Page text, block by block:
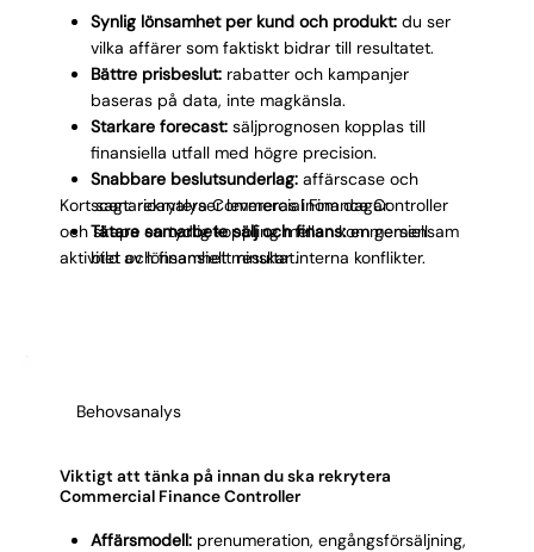
Synlig lönsamhet per kund och produkt:du ser
vilka affärer som faktiskt bidrar till resultatet.
Bättre prisbeslut:rabatter och kampanjer
baseras på data, inte magkänsla.
Starkare forecast:säljprognosen kopplas till
finansiella utfall med högre precision.
Snabbare beslutsunderlag:affärscase och
scenarioanalyser levereras inom dagar.
Tätare samarbete sälj och finans:en gemensam
bild av lönsamhet minskar interna konflikter.
Kort sagt: rekrytera Commercial Finance Controller
och skapa en tydlig koppling mellan kommersiell
aktivitet och finansiellt resultat.
Behovsanalys
Viktigt att tänka på innan du ska rekrytera
Commercial Finance Controller
Affärsmodell:prenumeration, engångsförsäljning,